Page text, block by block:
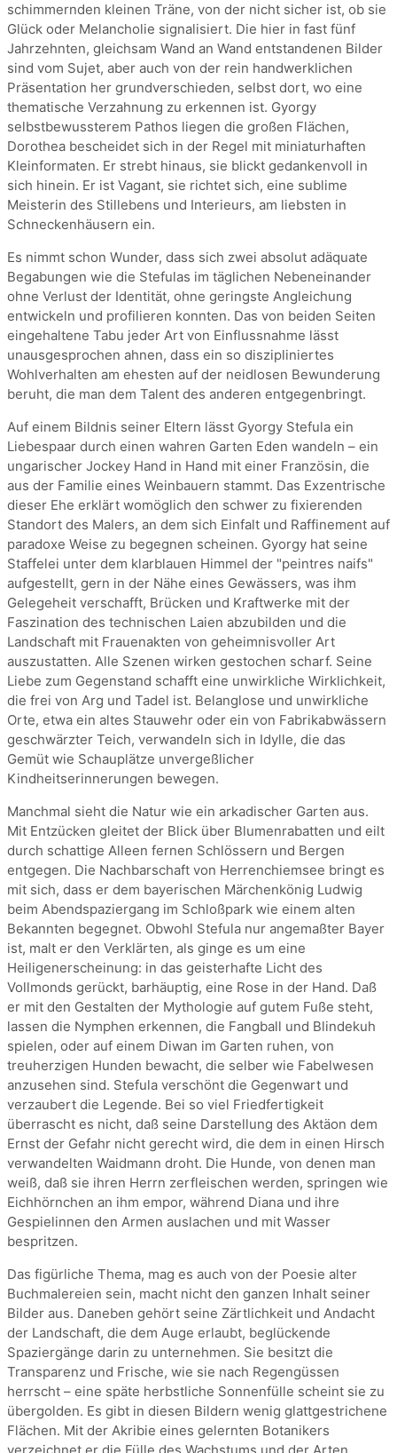
schimmernden kleinen Träne, von der nicht sicher ist, ob sie
Glück oder Melancholie signalisiert. Die hier in fast fünf
Jahrzehnten, gleichsam Wand an Wand entstandenen Bilder
sind vom Sujet, aber auch von der rein handwerklichen
Präsentation her grundverschieden, selbst dort, wo eine
thematische Verzahnung zu erkennen ist. Gyorgy
selbstbewussterem Pathos liegen die großen Flächen,
Dorothea bescheidet sich in der Regel mit miniaturhaften
Kleinformaten. Er strebt hinaus, sie blickt gedankenvoll in
sich hinein. Er ist Vagant, sie richtet sich, eine sublime
Meisterin des Stillebens und Interieurs, am liebsten in
Schneckenhäusern ein.
Es nimmt schon Wunder, dass sich zwei absolut adäquate
Begabungen wie die Stefulas im täglichen Nebeneinander
ohne Verlust der Identität, ohne geringste Angleichung
entwickeln und profilieren konnten. Das von beiden Seiten
eingehaltene Tabu jeder Art von Einflussnahme lässt
unausgesprochen ahnen, dass ein so diszipliniertes
Wohlverhalten am ehesten auf der neidlosen Bewunderung
beruht, die man dem Talent des anderen entgegenbringt.
Auf einem Bildnis seiner Eltern lässt Gyorgy Stefula ein
Liebespaar durch einen wahren Garten Eden wandeln – ein
ungarischer Jockey Hand in Hand mit einer Französin, die
aus der Familie eines Weinbauern stammt. Das Exzentrische
dieser Ehe erklärt womöglich den schwer zu fixierenden
Standort des Malers, an dem sich Einfalt und Raffinement auf
paradoxe Weise zu begegnen scheinen. Gyorgy hat seine
Staffelei unter dem klarblauen Himmel der "peintres naifs"
aufgestellt, gern in der Nähe eines Gewässers, was ihm
Gelegeheit verschafft, Brücken und Kraftwerke mit der
Faszination des technischen Laien abzubilden und die
Landschaft mit Frauenakten von geheimnisvoller Art
auszustatten. Alle Szenen wirken gestochen scharf. Seine
Liebe zum Gegenstand schafft eine unwirkliche Wirklichkeit,
die frei von Arg und Tadel ist. Belanglose und unwirkliche
Orte, etwa ein altes Stauwehr oder ein von Fabrikabwässern
geschwärzter Teich, verwandeln sich in Idylle, die das
Gemüt wie Schauplätze unvergeßlicher
Kindheitserinnerungen bewegen.
Manchmal sieht die Natur wie ein arkadischer Garten aus.
Mit Entzücken gleitet der Blick über Blumenrabatten und eilt
durch schattige Alleen fernen Schlössern und Bergen
entgegen. Die Nachbarschaft von Herrenchiemsee bringt es
mit sich, dass er dem bayerischen Märchenkönig Ludwig
beim Abendspaziergang im Schloßpark wie einem alten
Bekannten begegnet. Obwohl Stefula nur angemaßter Bayer
ist, malt er den Verklärten, als ginge es um eine
Heiligenerscheinung: in das geisterhafte Licht des
Vollmonds gerückt, barhäuptig, eine Rose in der Hand. Daß
er mit den Gestalten der Mythologie auf gutem Fuße steht,
lassen die Nymphen erkennen, die Fangball und Blindekuh
spielen, oder auf einem Diwan im Garten ruhen, von
treuherzigen Hunden bewacht, die selber wie Fabelwesen
anzusehen sind. Stefula verschönt die Gegenwart und
verzaubert die Legende. Bei so viel Friedfertigkeit
überrascht es nicht, daß seine Darstellung des Aktäon dem
Ernst der Gefahr nicht gerecht wird, die dem in einen Hirsch
verwandelten Waidmann droht. Die Hunde, von denen man
weiß, daß sie ihren Herrn zerfleischen werden, springen wie
Eichhörnchen an ihm empor, während Diana und ihre
Gespielinnen den Armen auslachen und mit Wasser
bespritzen.
Das figürliche Thema, mag es auch von der Poesie alter
Buchmalereien sein, macht nicht den ganzen Inhalt seiner
Bilder aus. Daneben gehört seine Zärtlichkeit und Andacht
der Landschaft, die dem Auge erlaubt, beglückende
Spaziergänge darin zu unternehmen. Sie besitzt die
Transparenz und Frische, wie sie nach Regengüssen
herrscht – eine späte herbstliche Sonnenfülle scheint sie zu
übergolden. Es gibt in diesen Bildern wenig glattgestrichene
Flächen. Mit der Akribie eines gelernten Botanikers